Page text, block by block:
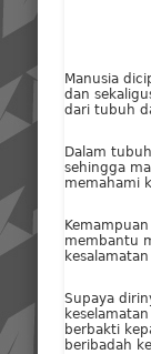
Manusia
dan
dari tubuh
Dalam
sehingga
memahami
membantu
Supaya
berbakti
beribadah